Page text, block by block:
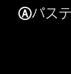
Ⓐパステ